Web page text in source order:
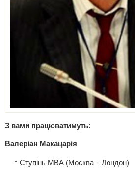
З вами працюватимуть:
Валеріан Макацарія
Ступінь МВА (Москва – Лондон)